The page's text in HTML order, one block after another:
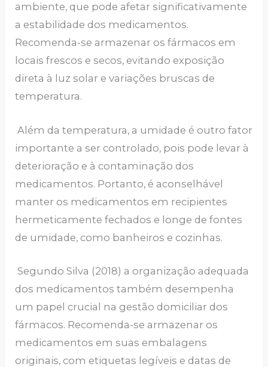
ambiente, que pode afetar significativamente
a estabilidade dos medicamentos.
Recomenda-se armazenar os fármacos em
locais frescos e secos, evitando exposição
direta à luz solar e variações bruscas de
temperatura.
Além da temperatura, a umidade é outro fator
importante a ser controlado, pois pode levar à
deterioração e à contaminação dos
medicamentos. Portanto, é aconselhável
manter os medicamentos em recipientes
hermeticamente fechados e longe de fontes
de umidade, como banheiros e cozinhas.
Segundo Silva (2018) a organização adequada
dos medicamentos também desempenha
um papel crucial na gestão domiciliar dos
fármacos. Recomenda-se armazenar os
medicamentos em suas embalagens
originais, com etiquetas legíveis e datas de